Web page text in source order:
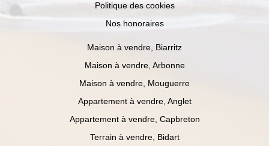
Politique des cookies
Nos honoraires
Maison à vendre, Biarritz
Maison à vendre, Arbonne
Maison à vendre, Mouguerre
Appartement à vendre, Anglet
Appartement à vendre, Capbreton
Terrain à vendre, Bidart